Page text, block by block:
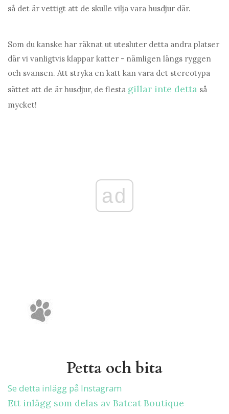
så det är vettigt att de skulle vilja vara husdjur där.
Som du kanske har räknat ut utesluter detta andra platser
där vi vanligtvis klappar katter - nämligen längs ryggen
och svansen. Att stryka en katt kan vara det stereotypa
sättet att de är husdjur, de flesta gillar inte detta så
mycket!
ad
Petta och bita
Se detta inlägg på Instagram
Ett inlägg som delas av Batcat Boutique